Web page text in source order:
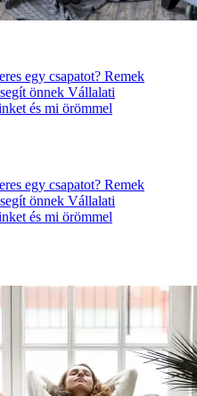
egy csapatot? Remek
önnek Vállalati
és mi örömmel
egy csapatot? Remek
önnek Vállalati
és mi örömmel